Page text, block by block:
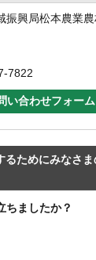
振興局松本農業
7822
るためにみなさ
ちましたか？